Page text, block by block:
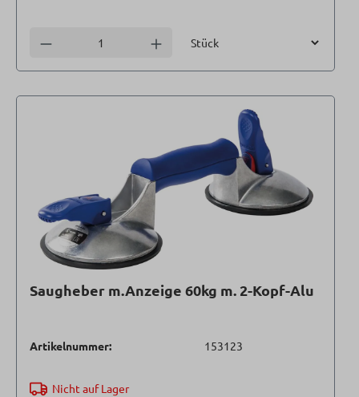
Anzahl verringern Anzahl erhöhen
Saugheber m.Anzeige 60kg m. 2-Kopf-Alu
Artikelnummer: 153123
Nicht auf Lager